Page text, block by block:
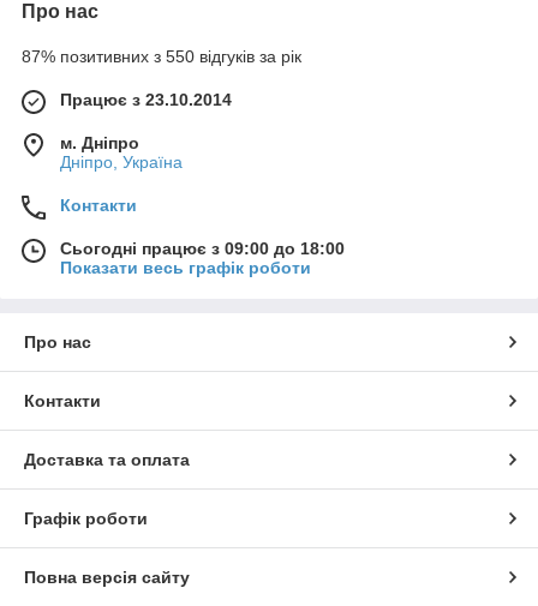
Про нас
87% позитивних з 550 відгуків за рік
Працює з 23.10.2014
м. Дніпро
Дніпро, Україна
Контакти
Сьогодні працює з 09:00 до 18:00
Показати весь графік роботи
Про нас
Контакти
Доставка та оплата
Графік роботи
Повна версія сайту